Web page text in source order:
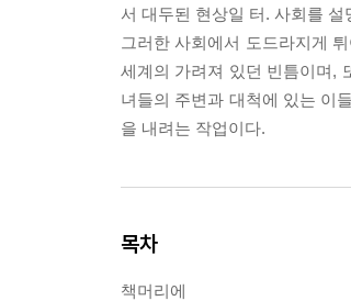
서 대두된 현상일 터. 사회를 설
그러한 사회에서 도드라지게
세계의 가려져 있던 빈틈이며,
녀들의 주변과 대척에 있는 이
을 내려는 작업이다.
목차
책머리에